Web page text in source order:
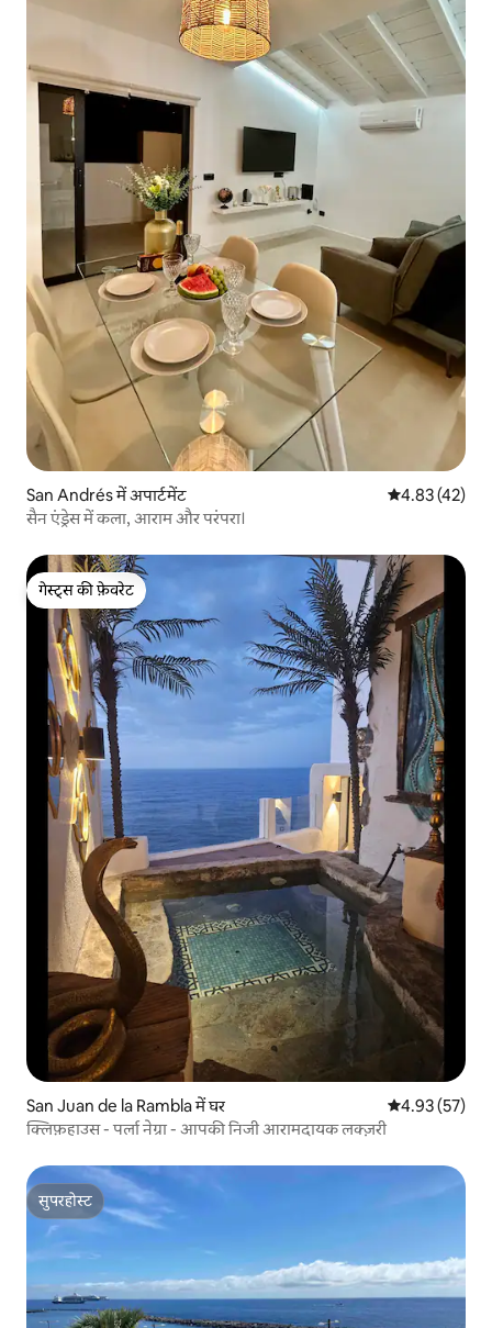
San Andrés में अपार्टमेंट औसत रेटिंग 5 में
4.83 (42)
सैन एंड्रेस में कला, आराम और परंपरा।
गेस्ट्स की फ़ेवरेट
गेस्ट्स की फ़ेवरेट
San Juan de la Rambla में घर औसत रेटिंग 5 में
4.93 (57)
क्लिफ़हाउस - पर्ला नेग्रा - आपकी निजी आरामदायक लक्ज़री
सुपरहोस्ट
सुपरहोस्ट